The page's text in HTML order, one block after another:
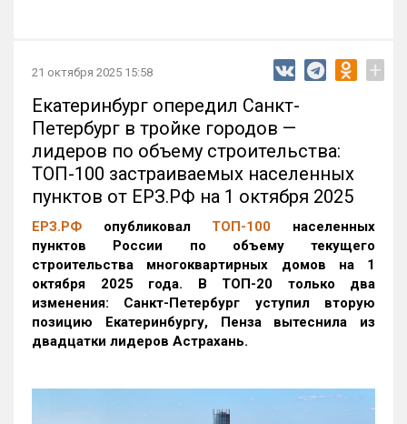
21 октября 2025 15:58 +
Екатеринбург опередил Санкт-
Петербург в тройке городов —
лидеров по объему строительства:
ТОП-100 застраиваемых населенных
пунктов от ЕРЗ.РФ на 1 октября 2025
ЕРЗ.РФ опубликовал ТОП-100 населенных
пунктов России по объему текущего
строительства многоквартирных домов на 1
октября 2025 года. В ТОП-20 только два
изменения: Санкт-Петербург уступил вторую
позицию Екатеринбургу, Пенза вытеснила из
двадцатки лидеров Астрахань.